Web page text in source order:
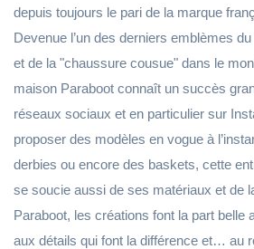
depuis toujours le pari de la marque
Devenue l’un des derniers emblèmes
et de la "chaussure cousue" dans le
maison Paraboot connaît un succès
réseaux sociaux et en particulier sur
proposer des modèles en vogue à
derbies ou encore des baskets, cette
se soucie aussi de ses matériaux et de
Paraboot, les créations font la part belle
aux détails qui font la différence et… au